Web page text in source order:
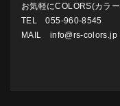
お気軽にCOLORS(カラ
TEL 055-960-8545
MAIL info@rs-colors.jp